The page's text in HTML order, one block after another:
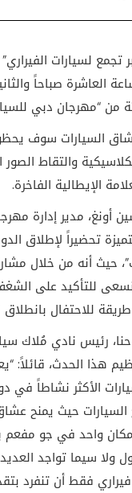
العاشرة صباحاً
“مهرجان دبي للسيارات”، التي
السيارات سوف
والتقاط
الإيطالية الفاخرة.
أونغ، مدير إدارة
تحضيراً لإطلاق
حيث أنه من خلال
نسعى للتأكيد على
للاحتفال
رئيس نادي مُلاك
هذا الحدث، قائلاً:
الأكثر نشاطاً في
حيث يمنح
واحد في جو مفعم
ولا سيما تواجد
فقط أن تنفرد